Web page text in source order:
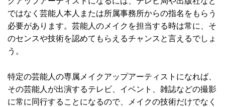
ではなく芸能人本人または所属事務所からの指名をもらう
必要があります。芸能人のメイクを担当する時は常に、そ
のセンスや技術を認めてもらえるチャンスと言えるでしょ
う。
特定の芸能人の専属メイクアップアーティストになれば、
その芸能人が出演するテレビ、イベント、雑誌などの撮影
に常に同行することになるので、メイクの技術だけでなく